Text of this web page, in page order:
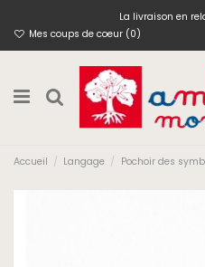
La livraison en
Mes coups de coeur (0)
Accueil Langage Pochoir des